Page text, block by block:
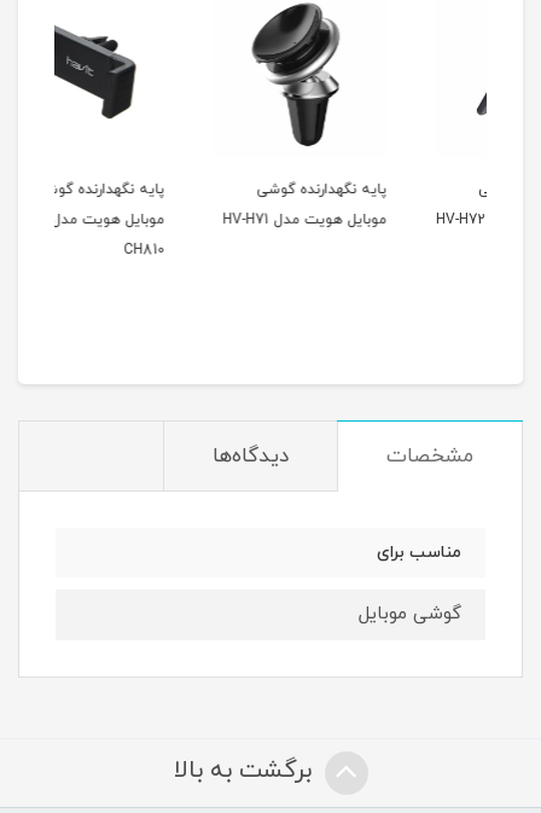
پایه نگهدارنده گوشی
موبایل هویت مدل HV-H71
پایه نگهدارنده گوشی
موبایل هویت مدل HV-
مشخصات دیدگاه‌ها
مناسب برای
گوشی موبایل
برگشت به بالا